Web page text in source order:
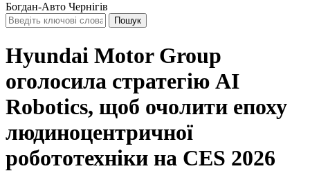
Богдан-Авто Чернігів
Hyundai Motor Group
оголосила стратегію AI
Robotics, щоб очолити епоху
людиноцентричної
робототехніки на CES 2026